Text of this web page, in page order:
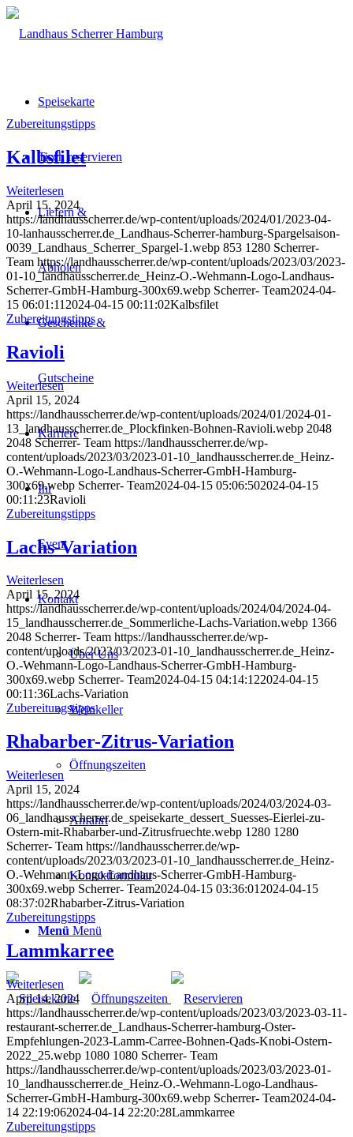
Speisekarte
Tisch reservieren
Liefern &
Abholen
Geschenke &
Gutscheine
Karriere
Ihr
Event
Kontakt
Über Uns
Weinkeller
Öffnungszeiten
Anfahrt
Kontaktformular
Menü Menü
Zubereitungstipps
Kalbsfilet
Weiterlesen
April 15, 2024
https://landhausscherrer.de/wp-content/uploads/2024/01/2023-04-
10-lanhausscherrer.de_Landhaus-Scherrer-hamburg-Spargelsaison-
0039_Landhaus_Scherrer_Spargel-1.webp 853 1280 Scherrer-
Team https://landhausscherrer.de/wp-content/uploads/2023/03/2023-
01-10_landhausscherrer.de_Heinz-O.-Wehmann-Logo-Landhaus-
Scherrer-GmbH-Hamburg-300x69.webp Scherrer- Team2024-04-
15 06:01:11 2024-04-15 00:11:02Kalbsfilet
Zubereitungstipps
Ravioli
Weiterlesen
April 15, 2024
https://landhausscherrer.de/wp-content/uploads/2024/01/2024-01-
13_landhausscherrer.de_Plockfinken-Bohnen-Ravioli.webp 2048
2048 Scherrer- Team https://landhausscherrer.de/wp-
content/uploads/2023/03/2023-01-10_landhausscherrer.de_Heinz-
O.-Wehmann-Logo-Landhaus-Scherrer-GmbH-Hamburg-
300x69.webp Scherrer- Team2024-04-15 05:06:502024-04-15
00:11:23Ravioli
Zubereitungstipps
Lachs-Variation
Weiterlesen
April 15, 2024
https://landhausscherrer.de/wp-content/uploads/2024/04/2024-04-
15_landhausscherrer.de_Sommerliche-Lachs-Variation.webp 1366
2048 Scherrer- Team https://landhausscherrer.de/wp-
content/uploads/2023/03/2023-01-10_landhausscherrer.de_Heinz-
O.-Wehmann-Logo-Landhaus-Scherrer-GmbH-Hamburg-
300x69.webp Scherrer- Team2024-04-15 04:14:122024-04-15
00:11:36Lachs-Variation
Zubereitungstipps
Rhabarber-Zitrus-Variation
Weiterlesen
April 15, 2024
https://landhausscherrer.de/wp-content/uploads/2024/03/2024-03-
06_landhausscherrer.de_speisekarte_dessert_Suesses-Eierlei-zu-
Ostern-mit-Rhabarber-und-Zitrusfruechte.webp 1280 1280
Scherrer- Team https://landhausscherrer.de/wp-
content/uploads/2023/03/2023-01-10_landhausscherrer.de_Heinz-
O.-Wehmann-Logo-Landhaus-Scherrer-GmbH-Hamburg-
300x69.webp Scherrer- Team2024-04-15 03:36:01 2024-04-15
08:37:02Rhabarber-Zitrus-Variation
Zubereitungstipps
Lammkarree
Weiterlesen
April 14, 2024
https://landhausscherrer.de/wp-content/uploads/2023/03/2023-03-11-
restaurant-scherrer.de_Landhaus-Scherrer-hamburg-Oster-
Empfehlungen-2023-Lamm-Carree-Bohnen-Qads-Knobi-Ostern-
2022_25.webp 1080 1080 Scherrer- Team
https://landhausscherrer.de/wp-content/uploads/2023/03/2023-01-
10_landhausscherrer.de_Heinz-O.-Wehmann-Logo-Landhaus-
Scherrer-GmbH-Hamburg-300x69.webp Scherrer- Team2024-04-
14 22:19:062024-04-14 22:20:28Lammkarree
Zubereitungstipps